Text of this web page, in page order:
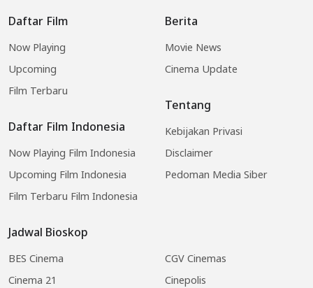
Daftar Film
Now Playing
Upcoming
Film Terbaru
Daftar Film Indonesia
Now Playing Film Indonesia
Upcoming Film Indonesia
Film Terbaru Film Indonesia
Jadwal Bioskop
BES Cinema
CGV Cinemas
Cinema 21
Cinepolis
Berita
Movie News
Cinema Update
Tentang
Kebijakan Privasi
Disclaimer
Pedoman Media Siber